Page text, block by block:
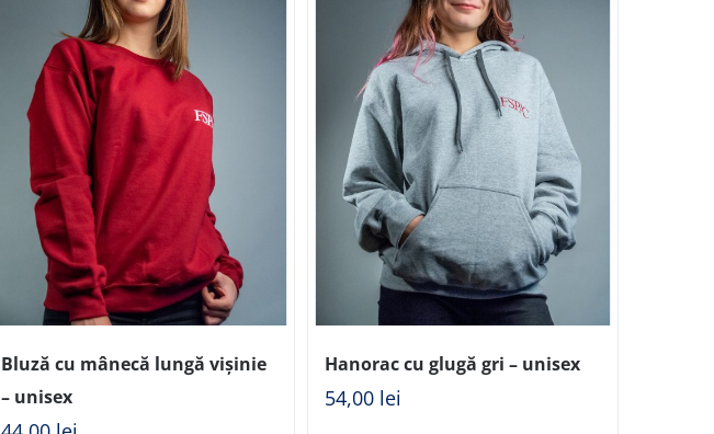
Bluză cu mânecă lungă vișinie
– unisex
Hanorac cu glugă gri – unisex
54,00 lei